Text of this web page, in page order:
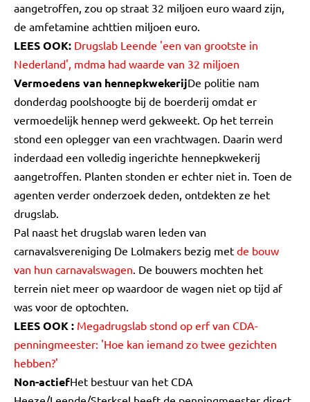
aangetroffen, zou op straat 32 miljoen euro waard zijn,
de amfetamine achttien miljoen euro.
LEES OOK: Drugslab Leende 'een van grootste in
Nederland', mdma had waarde van 32 miljoen
Vermoedens van hennepkwekerijDe politie nam
donderdag poolshoogte bij de boerderij omdat er
vermoedelijk hennep werd gekweekt. Op het terrein
stond een oplegger van een vrachtwagen. Daarin werd
inderdaad een volledig ingerichte hennepkwekerij
aangetroffen. Planten stonden er echter niet in. Toen de
agenten verder onderzoek deden, ontdekten ze het
drugslab.
Pal naast het drugslab waren leden van
carnavalsvereniging De Lolmakers bezig met de bouw
van hun carnavalswagen. De bouwers mochten het
terrein niet meer op waardoor de wagen niet op tijd af
was voor de optochten.
LEES OOK : Megadrugslab stond op erf van CDA-
penningmeester: 'Hoe kan iemand zo twee gezichten
hebben?'
Non-actiefHet bestuur van het CDA